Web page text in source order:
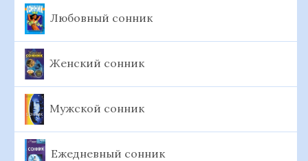
Любовный сонник
Женский сонник
Мужской сонник
Ежедневный сонник